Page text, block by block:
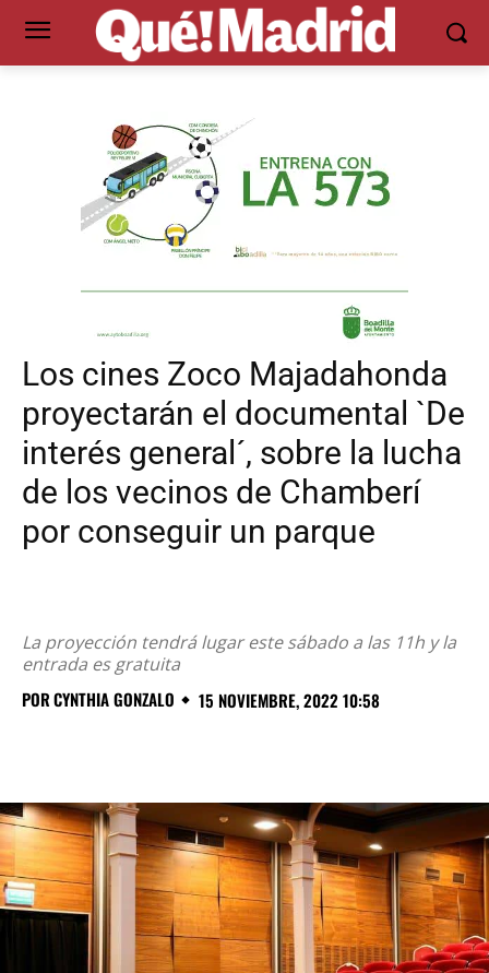
Los cines Zoco Majadahonda
proyectarán el documental `De
interés general´, sobre la lucha
de los vecinos de Chamberí
por conseguir un parque
La proyección tendrá lugar este sábado a las 11h y la
entrada es gratuita
PORCYNTHIA GONZALO 15 NOVIEMBRE, 2022 10:58